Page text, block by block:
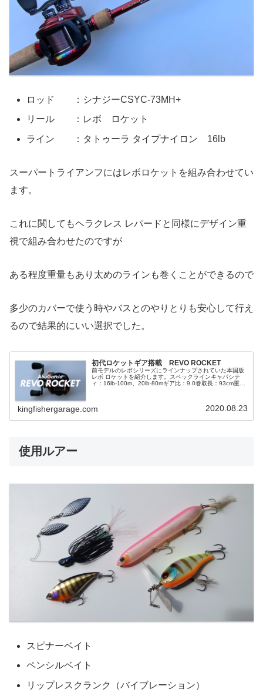
ロッド ：シナジーCSYC-73MH+
リール ：レボ ロケット
ライン ：タトゥーラ タイプナイロン 16lb
スーパートライアンフにはレボロケットを組み合わせてい
ます。
これに関してもヘラクレス レパードと同様にデザイン重
視で組み合わせたのですが
ある程度重量もあり太めのラインも巻くことができるので
多少のカバーで使う時やバスとのやりとりも安心して行え
るので結果的にいい選択でした。
初代ロケットギア搭載 REVO ROCKET
前モデルのレボシリーズにラインナップされていた本国版
レボ ロケットを紹介します。スペックラインキャパシテ
ィ：16lb-100m、20lb-80mギア比：9.0巻取長：93cm重
kingfishergarage.com 2020.08.23
使用ルアー
スピナーベイト
ペンシルベイト
リップレスクランク（バイブレーション）